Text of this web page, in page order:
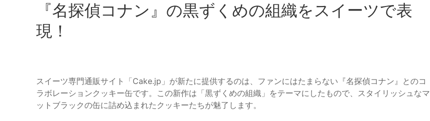
『名探偵コナン』の黒ずくめの組織をスイーツで表
現！
スイーツ専門通販サイト「Cake.jp」が新たに提供するのは、ファンにはたまらない『名探偵コナン』とのコ
ラボレーションクッキー缶です。この新作は「黒ずくめの組織」をテーマにしたもので、スタイリッシュなマ
ットブラックの缶に詰め込まれたクッキーたちが魅了します。